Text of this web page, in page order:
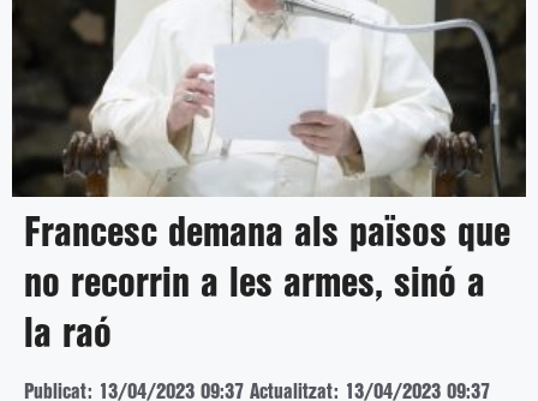
Francesc demana als països que
no recorrin a les armes, sinó a
la raó
Publicat: 13/04/2023 09:37 Actualitzat: 13/04/2023 09:37